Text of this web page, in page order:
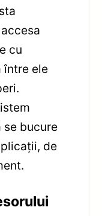
cu
între ele
bucure
de